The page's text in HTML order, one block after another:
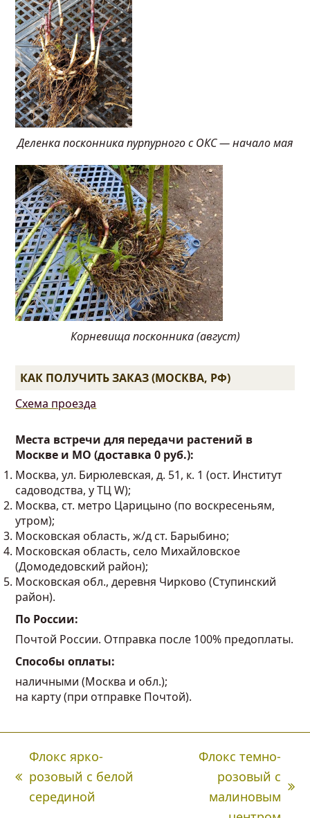
Деленка посконника пурпурного с ОКС — начало мая
Корневища посконника (август)
КАК ПОЛУЧИТЬ ЗАКАЗ (МОСКВА, РФ)
Схема проезда
Места встречи для передачи растений в
Москве и МО (доставка 0 руб.):
Москва, ул. Бирюлевская, д. 51, к. 1 (ост. Институт
садоводства, у ТЦ W);
Москва, ст. метро Царицыно (по воскресеньям,
утром);
Московская область, ж/д ст. Барыбино;
Московская область, село Михайловское
(Домодедовский район);
Московская обл., деревня Чирково (Ступинский
район).
По России:
Почтой России. Отправка после 100% предоплаты.
Способы оплаты:
наличными (Москва и обл.);
на карту (при отправке Почтой).
Предыдущая
вкладка:
Флокс ярко-
розовый с белой
серединой
Флокс темно-
розовый с
малиновым